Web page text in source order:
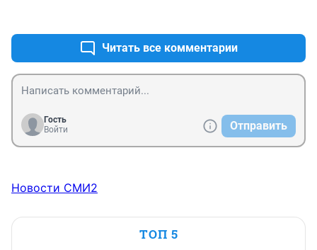
пришли к вердикту "не виновен".
Читать все комментарии
Гость
Войти
Отправить
Новости СМИ2
ТОП 5